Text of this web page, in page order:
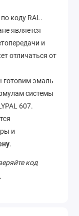
коду RAL.
является
и
отличаться от
эмаль
системы
607.
и
.
код
.